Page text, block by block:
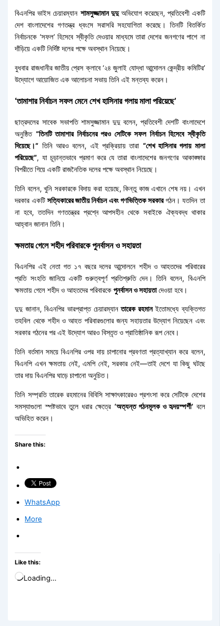
বিএনপির ভাইস চেয়ারম্যান শামসুজ্জামান দুদুঅভিযোগ করেছেন, প্রতিবেশী একটি
দেশ বাংলাদেশের গণতন্ত্র ধ্বংসে সরাসরি সহযোগিতা করেছে। তিনটি বিতর্কিত
নির্বাচনকে ‘সফল’ হিসেবে স্বীকৃতি দেওয়ার মাধ্যমে তারা দেশের জনগণের পাশে না
দাঁড়িয়ে একটি নির্দিষ্ট দলের পক্ষে অবস্থান নিয়েছে।
বুধবার রাজধানীর জাতীয় প্রেস ক্লাবে ‘২৪ জুলাই যোদ্ধা আন্দোলন কেন্দ্রীয় কমিটির’
উদ্যোগে আয়োজিত এক আলোচনা সভায় তিনি এই মন্তব্য করেন।
‘তামাশার নির্বাচন সফল মেনে শেখ হাসিনার গলায় মালা পরিয়েছে’
ছাত্রদলের সাবেক সভাপতি শামসুজ্জামান দুদু বলেন, প্রতিবেশী দেশটি বাংলাদেশে
অনুষ্ঠিত “তিনটি তামাশার নির্বাচনের পরও সেটিকে সফল নির্বাচন হিসেবে স্বীকৃতি
দিয়েছে।” তিনি আরও বলেন, এই প্রক্রিয়ায় তারা “শেখ হাসিনার গলায় মালা
পরিয়েছে”, যা চূড়ান্তভাবে প্রমাণ করে যে তারা বাংলাদেশের জনগণের আকাঙ্ক্ষার
বিপরীতে গিয়ে একটি রাজনৈতিক দলের পক্ষে অবস্থান নিয়েছে।
তিনি বলেন, খুনি সরকারকে বিদায় করা হয়েছে, কিন্তু কাজ এখানে শেষ নয়। এখন
দরকার একটি সত্যিকারের জাতীয় নির্বাচন এবং গণভিত্তিক সরকারগঠন। যতদিন তা
না হবে, ততদিন গণতন্ত্রের প্রশ্নে আপসহীন থেকে সবাইকে ঐক্যবদ্ধ থাকার
আহ্বান জানান তিনি।
ক্ষমতায় গেলে শহীদ পরিবারকে পুনর্বাসন ও সহায়তা
বিএনপির এই নেতা গত ১৭ বছরে দলের আন্দোলনে শহীদ ও আহতদের পরিবারের
প্রতি সংহতি জানিয়ে একটি গুরুত্বপূর্ণ প্রতিশ্রুতি দেন। তিনি বলেন, বিএনপি
ক্ষমতায় গেলে শহীদ ও আহতদের পরিবারকেপুনর্বাসন ও সহায়তাদেওয়া হবে।
দুদু জানান, বিএনপির ভারপ্রাপ্ত চেয়ারম্যানতারেক রহমানইতোমধ্যে ব্যক্তিগত
তহবিল থেকে শহীদ ও আহত পরিবারগুলোর জন্য সহায়তার উদ্যোগ নিয়েছেন এবং
সরকার গঠনের পর এই উদ্যোগ আরও বিস্তৃত ও প্রাতিষ্ঠানিক রূপ নেবে।
তিনি বর্তমান সময়ে বিএনপির ওপর দায় চাপানোর প্রবণতা প্রত্যাখ্যান করে বলেন,
বিএনপি এখন ক্ষমতায় নেই, এমপি নেই, সরকার নেই—তাই দেশে যা কিছু ঘটছে
তার দায় বিএনপির ঘাড়ে চাপানো অনুচিত।
তিনি সম্প্রতি তারেক রহমানের বিবিসি সাক্ষাৎকারেরও প্রশংসা করে সেটিকে দেশের
সমস্যাগুলো স্পষ্টভাবে তুলে ধরার ক্ষেত্রে ‘অত্যন্ত গঠনমূলক ও হৃদয়স্পর্শী’ বলে
অভিহিত করেন।
Share this:
WhatsApp
More
Like this:
Loading…